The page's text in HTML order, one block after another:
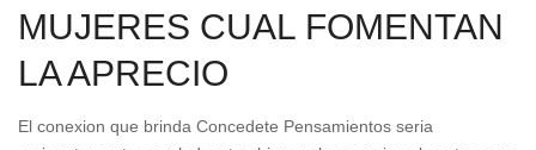
MUJERES CUAL FOMENTAN
LA APRECIO
El conexion que brinda Concedete Pensamientos seri­a